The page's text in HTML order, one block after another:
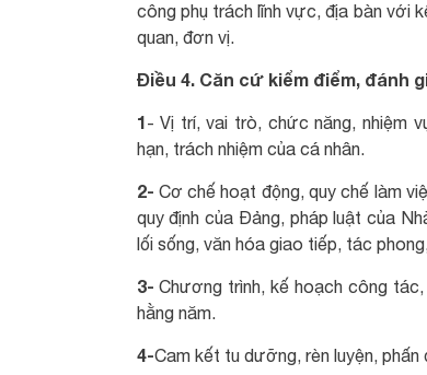
công phụ trách lĩnh vực, địa bàn với
quan, đơn vị.
Điều 4. Căn cứ kiểm điểm, đánh
1- Vị trí, vai trò, chức năng, nhiệm
hạn, trách nhiệm của cá nhân.
2- Cơ chế hoạt động, quy chế làm
quy định của Đảng, pháp luật của
lối sống, văn hóa giao tiếp, tác
3- Chương trình, kế hoạch công
hằng năm.
4-Cam kết tu dưỡng, rèn luyện, phấn